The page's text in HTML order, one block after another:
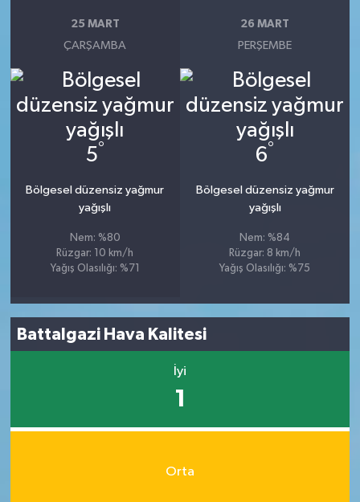
25 MART
ÇARŞAMBA
5°
Bölgesel düzensiz yağmur
yağışlı
Nem: %80
Rüzgar: 10 km/h
Yağış Olasılığı: %71
26 MART
PERŞEMBE
6°
Bölgesel düzensiz yağmur
yağışlı
Nem: %84
Rüzgar: 8 km/h
Yağış Olasılığı: %75
Battalgazi Hava Kalitesi
İyi
1
Orta